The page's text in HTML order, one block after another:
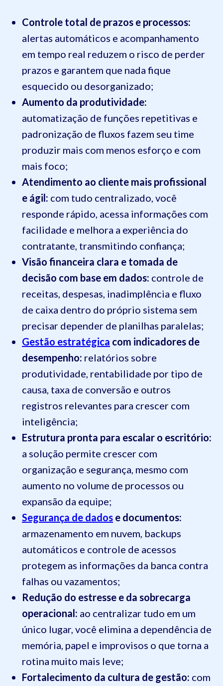
Controle total de prazos e processos:
alertas automáticos e acompanhamento
em tempo real reduzem o risco de perder
prazos e garantem que nada fique
esquecido ou desorganizado;
Aumento da produtividade:
automatização de funções repetitivas e
padronização de fluxos fazem seu time
produzir mais com menos esforço e com
mais foco;
Atendimento ao cliente mais profissional
e ágil: com tudo centralizado, você
responde rápido, acessa informações com
facilidade e melhora a experiência do
contratante, transmitindo confiança;
Visão financeira clara e tomada de
decisão com base em dados: controle de
receitas, despesas, inadimplência e fluxo
de caixa dentro do próprio sistema sem
precisar depender de planilhas paralelas;
Gestão estratégica com indicadores de
desempenho: relatórios sobre
produtividade, rentabilidade por tipo de
causa, taxa de conversão e outros
registros relevantes para crescer com
inteligência;
Estrutura pronta para escalar o escritório:
a solução permite crescer com
organização e segurança, mesmo com
aumento no volume de processos ou
expansão da equipe;
Segurança de dados e documentos:
armazenamento em nuvem, backups
automáticos e controle de acessos
protegem as informações da banca contra
falhas ou vazamentos;
Redução do estresse e da sobrecarga
operacional: ao centralizar tudo em um
único lugar, você elimina a dependência de
memória, papel e improvisos o que torna a
rotina muito mais leve;
Fortalecimento da cultura de gestão: com